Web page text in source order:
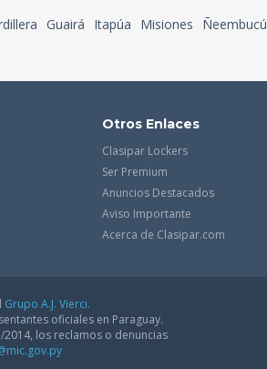
Guairá Itapúa Misiones Ñeembucú
Otros Enlaces
Clasipar Lockers
Ser Premium
Anuncios Destacados
Aviso Importante
Acerca de Clasipar.com
Grupo A.J. Vierci.
oficiales en Paraguay.
los reclamos o denuncias